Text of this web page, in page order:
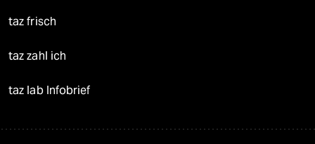
taz frisch
taz zahl ich
taz lab Infobrief